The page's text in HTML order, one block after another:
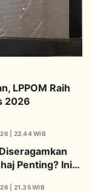
LPPOM Raih
2026
| 22.44 WIB
Penting? Ini
| 21.35 WIB